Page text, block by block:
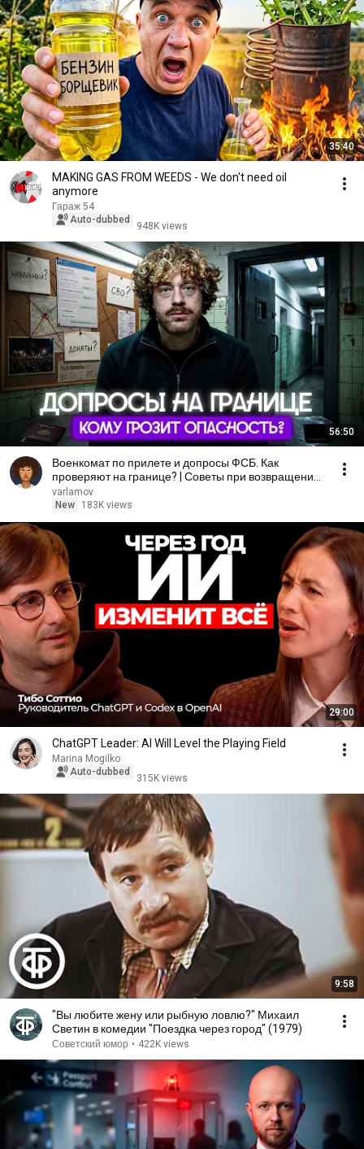
35:40
MAKING GAS FROM WEEDS - We don't need oil
anymore
Гараж 54
Auto-dubbed
948K views
56:50
Военкомат по прилете и допросы ФСБ. Как
проверяют на границе? | Советы при возвращении
в Россию
varlamov
New
183K views
29:00
ChatGPT Leader: AI Will Level the Playing Field
Marina Mogilko
Auto-dubbed
315K views
9:58
"Вы любите жену или рыбную ловлю?" Михаил
Светин в комедии "Поездка через город" (1979)
Советский юмор • 422K views